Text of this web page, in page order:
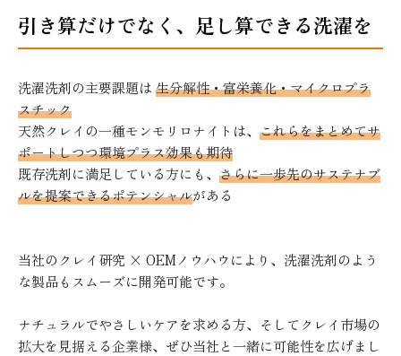
引き算だけでなく、足し算できる洗濯を
洗濯洗剤の主要課題は 生分解性・富栄養化・マイクロプラ
スチック
天然クレイの一種モンモリロナイトは、 これらをまとめてサ
ポートしつつ環境プラス効果も期待
既存洗剤に満足している方にも、 さらに一歩先のサステナブ
ルを提案できるポテンシャルがある
当社のクレイ研究 × OEMノウハウにより、洗濯洗剤のよう
な製品もスムーズに開発可能です。
ナチュラルでやさしいケアを求める方、そしてクレイ市場の
拡大を見据える企業様、ぜひ当社と一緒に可能性を広げまし